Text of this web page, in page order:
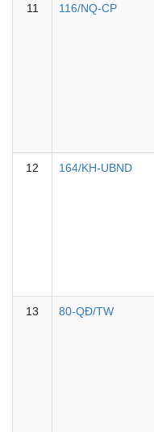
11 116/NQ-CP
12 164/KH-UBND
13 80-QĐ/TW